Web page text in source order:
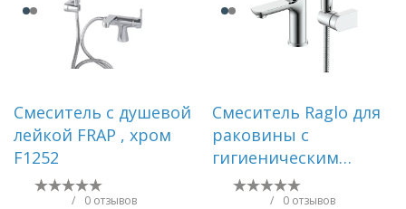
Смеситель с душевой
лейкой FRAP , хром
F1252
/ 0 отзывов
Смеситель Raglo для
раковины с
гигиеническим
душем литой, хром
/ 0 отзывов